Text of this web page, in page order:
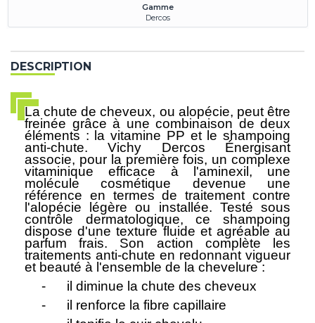
Gamme
Dercos
DESCRIPTION
La chute de cheveux, ou alopécie, peut être
freinée grâce à une combinaison de deux
éléments : la vitamine PP et le shampoing
anti-chute. Vichy Dercos Énergisant
associe, pour la première fois, un complexe
vitaminique efficace à l'aminexil, une
molécule cosmétique devenue une
référence en termes de traitement contre
l'alopécie légère ou installée. Testé sous
contrôle dermatologique, ce shampoing
dispose d'une texture fluide et agréable au
parfum frais. Son action complète les
traitements anti-chute en redonnant vigueur
et beauté à l'ensemble de la chevelure :
-
il diminue la chute des cheveux
-
il renforce la fibre capillaire